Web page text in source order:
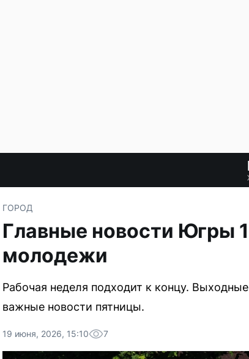
ГОРОД
Главные новости Югры
молодежи
Рабочая неделя подходит к концу.
важные новости пятницы.
19 июня, 2026, 15:10 7